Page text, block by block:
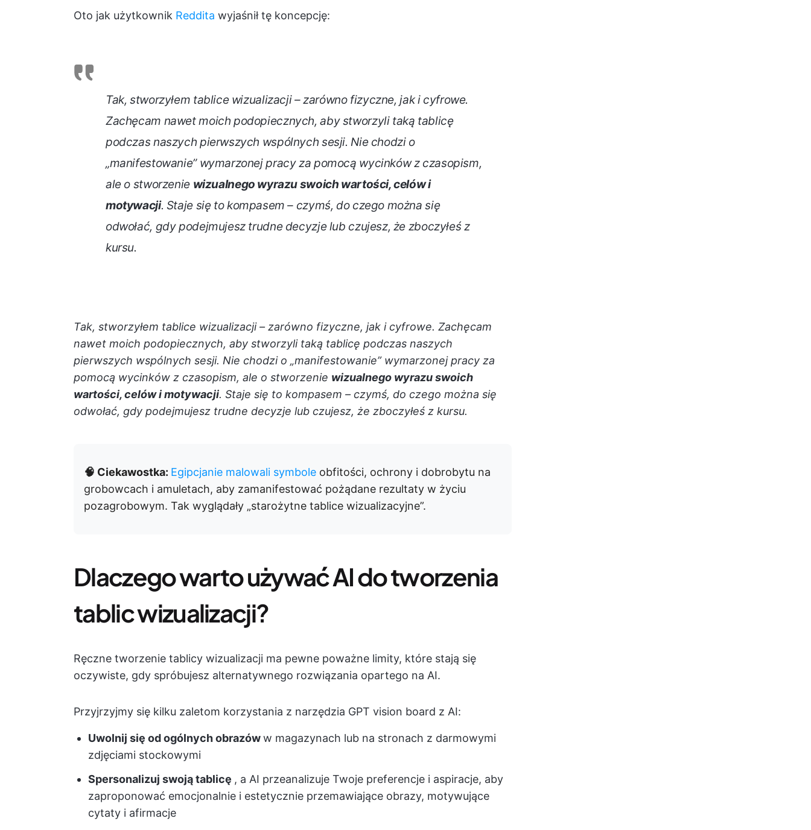
Oto jak użytkownik Reddita wyjaśnił tę koncepcję:
Tak, stworzyłem tablice wizualizacji – zarówno fizyczne, jak i cyfrowe.
Zachęcam nawet moich podopiecznych, aby stworzyli taką tablicę
podczas naszych pierwszych wspólnych sesji. Nie chodzi o
„manifestowanie” wymarzonej pracy za pomocą wycinków z czasopism,
ale o stworzenie wizualnego wyrazu swoich wartości, celów i
motywacji. Staje się to kompasem – czymś, do czego można się
odwołać, gdy podejmujesz trudne decyzje lub czujesz, że zboczyłeś z
kursu.
Tak, stworzyłem tablice wizualizacji – zarówno fizyczne, jak i cyfrowe. Zachęcam
nawet moich podopiecznych, aby stworzyli taką tablicę podczas naszych
pierwszych wspólnych sesji. Nie chodzi o „manifestowanie” wymarzonej pracy za
pomocą wycinków z czasopism, ale o stworzenie wizualnego wyrazu swoich
wartości, celów i motywacji. Staje się to kompasem – czymś, do czego można się
odwołać, gdy podejmujesz trudne decyzje lub czujesz, że zboczyłeś z kursu.
🧠 Ciekawostka: Egipcjanie malowali symbole obfitości, ochrony i dobrobytu na
grobowcach i amuletach, aby zamanifestować pożądane rezultaty w życiu
pozagrobowym. Tak wyglądały „starożytne tablice wizualizacyjne”.
Dlaczego warto używać AI do tworzenia
tablic wizualizacji?
Ręczne tworzenie tablicy wizualizacji ma pewne poważne limity, które stają się
oczywiste, gdy spróbujesz alternatywnego rozwiązania opartego na AI.
Przyjrzyjmy się kilku zaletom korzystania z narzędzia GPT vision board z AI:
Uwolnij się od ogólnych obrazóww magazynach lub na stronach z darmowymi
zdjęciami stockowymi
Spersonalizuj swoją tablicę , a AI przeanalizuje Twoje preferencje i aspiracje, aby
zaproponować emocjonalnie i estetycznie przemawiające obrazy, motywujące
cytaty i afirmacje